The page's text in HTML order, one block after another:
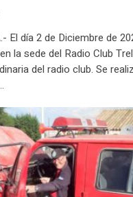
El día 2 de Diciembre de
la sede del Radio Club
del radio club. Se